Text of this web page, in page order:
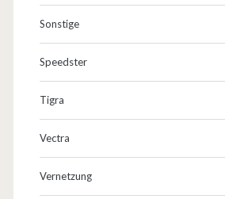
Sonstige
Speedster
Tigra
Vectra
Vernetzung